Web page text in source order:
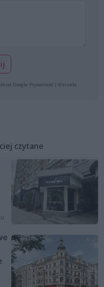
od Google: Prywatność | Warunki
czytane